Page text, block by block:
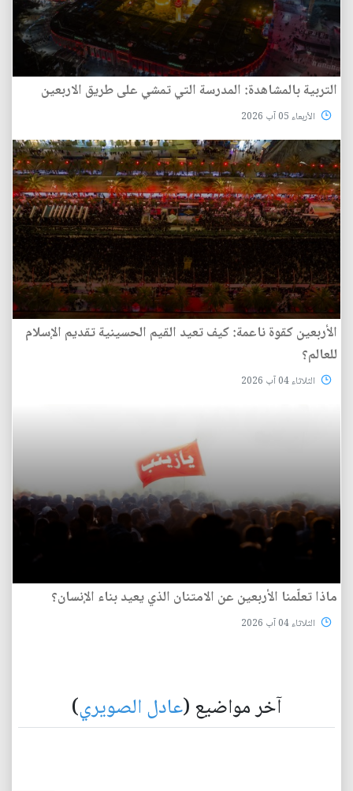
التربية بالمشاهدة: المدرسة التي تمشي على طريق الاربعين
الأربعاء 05 آب 2026
الأربعين كقوة ناعمة: كيف تعيد القيم الحسينية تقديم الإسلام
للعالم؟
الثلاثاء 04 آب 2026
ماذا تعلّمنا الأربعين عن الامتنان الذي يعيد بناء الإنسان؟
الثلاثاء 04 آب 2026
آخر مواضيع (عادل الصويري)